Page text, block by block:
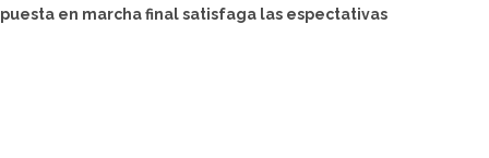
puesta en marcha final satisfaga las espectativas